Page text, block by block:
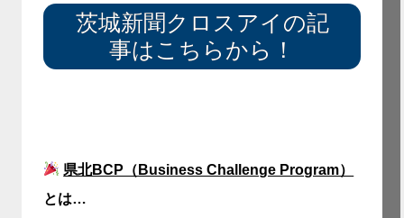
茨城新聞クロスアイの記
事はこちらから！
県北BCP（Business Challenge Program）
とは…